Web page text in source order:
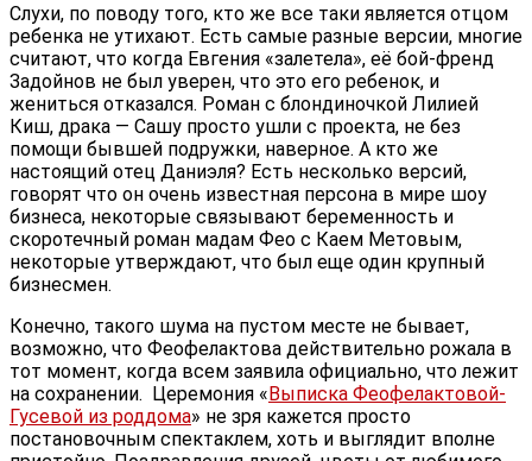
Слухи, по поводу того, кто же все таки является отцом
ребенка не утихают. Есть самые разные версии, многие
считают, что когда Евгения «залетела», её бой-френд
Задойнов не был уверен, что это его ребенок, и
жениться отказался. Роман с блондиночкой Лилией
Киш, драка — Сашу просто ушли с проекта, не без
помощи бывшей подружки, наверное. А кто же
настоящий отец Даниэля? Есть несколько версий,
говорят что он очень известная персона в мире шоу
бизнеса, некоторые связывают беременность и
скоротечный роман мадам Фео с Каем Метовым,
некоторые утверждают, что был еще один крупный
бизнесмен.
Конечно, такого шума на пустом месте не бывает,
возможно, что Феофелактова действительно рожала в
тот момент, когда всем заявила официально, что лежит
на сохранении. Церемония «Выписка Феофелактовой-
Гусевой из роддома» не зря кажется просто
постановочным спектаклем, хоть и выглядит вполне